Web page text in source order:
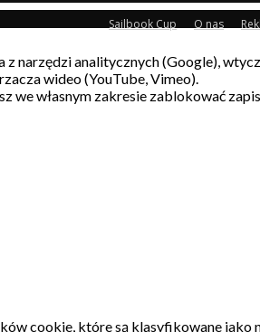
Sailbook Cup O nas
z narzędzi analitycznych (Google),
wideo (YouTube, Vimeo).
we własnym zakresie zablokować
cookie, które są klasyfikowane jako